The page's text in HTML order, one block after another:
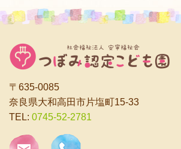
〒635-0085
奈良県大和高田市片塩町15-33
TEL: 0745-52-2781